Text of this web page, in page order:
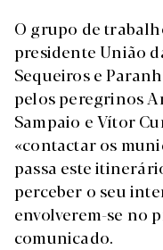
O grupo de
presidente União
Sequeiros e
pelos peregrinos
Sampaio e Vítor
«contactar os
passa este
perceber o seu
envolverem-se no
comunicado.